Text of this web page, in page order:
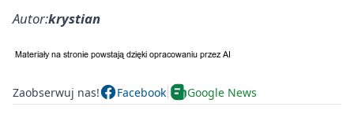
Autor:krystian
Zaobserwuj nas! Facebook Google News